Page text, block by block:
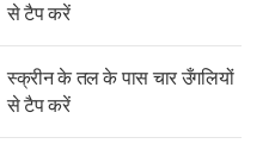
से टैप करें
स्क्रीन के तल के पास चार उँगलियों
से टैप करें